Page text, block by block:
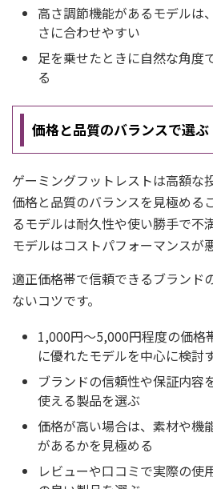
高さ調節機能があるモデルは
さに合わせやすい
足を乗せたときに自然な角度
る
価格と品質のバランスで選ぶ
ゲーミングフットレストは高額な
価格と品質のバランスを見極める
るモデルは耐久性や使い勝手で不
モデルはコストパフォーマンスが
適正価格帯で信頼できるブランド
ないコツです。
1,000円〜5,000円程度の価格
に優れたモデルを中心に検討
ブランドの信頼性や保証内容
使える製品を選ぶ
価格が高い場合は、素材や機
があるかを見極める
レビューや口コミで実際の使